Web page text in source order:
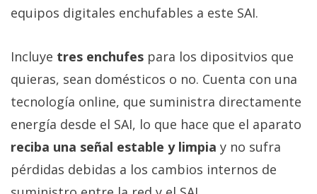
equipos digitales enchufables a este SAI.
Incluye tres enchufes para los dipositvios que
quieras, sean domésticos o no. Cuenta con una
tecnología online, que suministra directamente
energía desde el SAI, lo que hace que el aparato
reciba una señal estable y limpia y no sufra
pérdidas debidas a los cambios internos de